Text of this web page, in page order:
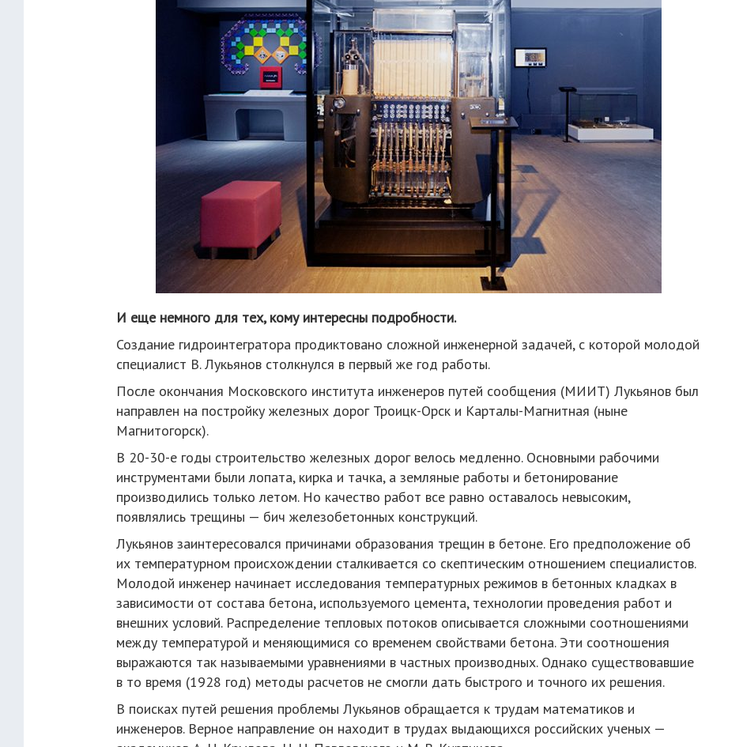
И еще немного для тех, кому интересны подробности.
Создание гидроинтегратора продиктовано сложной инженерной задачей, с которой молодой
специалист В. Лукьянов столкнулся в первый же год работы.
После окончания Московского института инженеров путей сообщения (МИИТ) Лукьянов был
направлен на постройку железных дорог Троицк-Орск и Карталы-Магнитная (ныне
Магнитогорск).
В 20-30-е годы строительство железных дорог велось медленно. Основными рабочими
инструментами были лопата, кирка и тачка, а земляные работы и бетонирование
производились только летом. Но качество работ все равно оставалось невысоким,
появлялись трещины — бич железобетонных конструкций.
Лукьянов заинтересовался причинами образования трещин в бетоне. Его предположение об
их температурном происхождении сталкивается со скептическим отношением специалистов.
Молодой инженер начинает исследования температурных режимов в бетонных кладках в
зависимости от состава бетона, используемого цемента, технологии проведения работ и
внешних условий. Распределение тепловых потоков описывается сложными соотношениями
между температурой и меняющимися со временем свойствами бетона. Эти соотношения
выражаются так называемыми уравнениями в частных производных. Однако существовавшие
в то время (1928 год) методы расчетов не смогли дать быстрого и точного их решения.
В поисках путей решения проблемы Лукьянов обращается к трудам математиков и
инженеров. Верное направление он находит в трудах выдающихся российских ученых —